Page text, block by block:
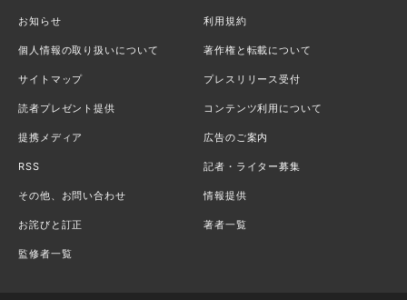
お知らせ 利用規約
個人情報の取り扱いについて 著作権と転載について
サイトマップ プレスリリース受付
読者プレゼント提供 コンテンツ利用について
提携メディア 広告のご案内
RSS 記者・ライター募集
その他、お問い合わせ 情報提供
お詫びと訂正 著者一覧
監修者一覧